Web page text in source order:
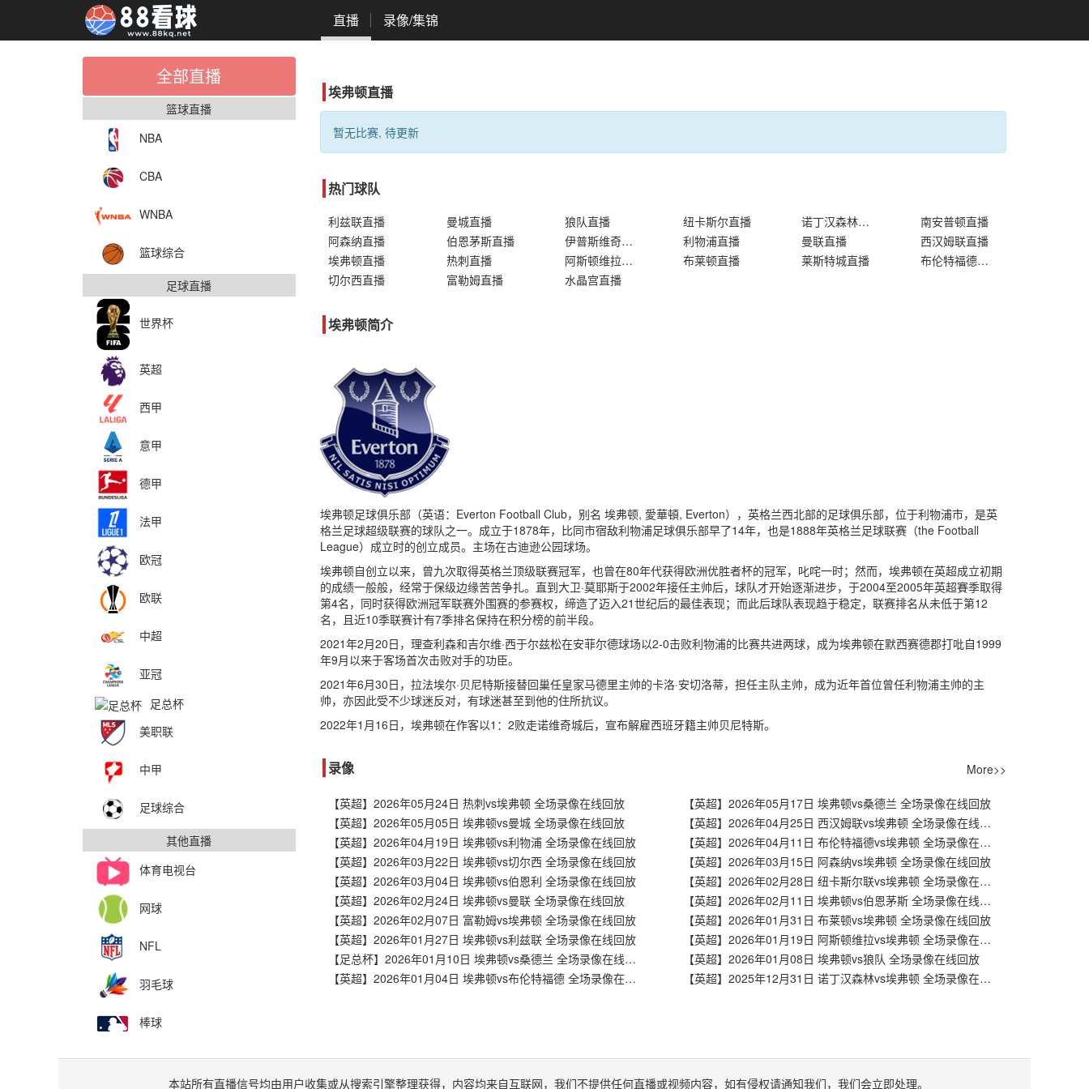
直播 录像/集锦
全部直播
篮球直播
NBA
CBA
WNBA
篮球综合
足球直播
世界杯
英超
西甲
意甲
德甲
法甲
欧冠
欧联
中超
亚冠
足总杯
美职联
中甲
足球综合
其他直播
体育电视台
网球
NFL
羽毛球
棒球
埃弗顿直播
暂无比赛, 待更新
热门球队
利兹联直播 曼城直播 狼队直播 纽卡斯尔直播 诺丁汉森林直播
南安普顿直播
阿森纳直播
伯恩茅斯直播 伊普斯维奇直播 利物浦直播 曼联直播
西汉姆联直播
埃弗顿直播
热刺直播 阿斯顿维拉直播 布莱顿直播 莱斯特城直播
布伦特福德直播
切尔西直播
富勒姆直播 水晶宫直播
埃弗顿简介
埃弗顿足球俱乐部（英语：Everton Football Club，别名 埃弗顿, 愛華頓, Everton），英格兰西北部的足球俱乐部，位于利物浦市，是英
格兰足球超级联赛的球队之一。成立于1878年，比同市宿敌利物浦足球俱乐部早了14年，也是1888年英格兰足球联赛（the Football
League）成立时的创立成员。主场在古迪逊公园球场。
埃弗顿自创立以来，曾九次取得英格兰顶级联赛冠军，也曾在80年代获得欧洲优胜者杯的冠军，叱咤一时；然而，埃弗顿在英超成立初期
的成绩一般般，经常于保级边缘苦苦争扎。直到大卫·莫耶斯于2002年接任主帅后，球队才开始逐渐进步，于2004至2005年英超賽季取得
第4名，同时获得欧洲冠军联赛外围赛的参赛权，缔造了迈入21世纪后的最佳表现；而此后球队表现趋于稳定，联赛排名从未低于第12
名，且近10季联赛计有7季排名保持在积分榜的前半段。
2021年2月20日，理查利森和吉尔维·西于尔兹松在安菲尔德球场以2-0击败利物浦的比赛共进两球，成为埃弗顿在默西赛德郡打吡自1999
年9月以来于客场首次击败对手的功臣。
2021年6月30日，拉法埃尔·贝尼特斯接替回巢任皇家马德里主帅的卡洛·安切洛蒂，担任主队主帅，成为近年首位曾任利物浦主帅的主
帅，亦因此受不少球迷反对，有球迷甚至到他的住所抗议。
2022年1月16日，埃弗顿在作客以1：2败走诺维奇城后，宣布解雇西班牙籍主帅贝尼特斯。
录像 More>>
【英超】2026年05月24日 热刺vs埃弗顿 全场录像在线回放
【英超】2026年05月17日 埃弗顿vs桑德兰 全场录像在线回放
【英超】2026年05月05日 埃弗顿vs曼城 全场录像在线回放
【英超】2026年04月25日 西汉姆联vs埃弗顿 全场录像在线回放
【英超】2026年04月19日 埃弗顿vs利物浦 全场录像在线回放
【英超】2026年04月11日 布伦特福德vs埃弗顿 全场录像在线回放
【英超】2026年03月22日 埃弗顿vs切尔西 全场录像在线回放
【英超】2026年03月15日 阿森纳vs埃弗顿 全场录像在线回放
【英超】2026年03月04日 埃弗顿vs伯恩利 全场录像在线回放
【英超】2026年02月28日 纽卡斯尔联vs埃弗顿 全场录像在线回放
【英超】2026年02月24日 埃弗顿vs曼联 全场录像在线回放
【英超】2026年02月11日 埃弗顿vs伯恩茅斯 全场录像在线回放
【英超】2026年02月07日 富勒姆vs埃弗顿 全场录像在线回放
【英超】2026年01月31日 布莱顿vs埃弗顿 全场录像在线回放
【英超】2026年01月27日 埃弗顿vs利兹联 全场录像在线回放
【英超】2026年01月19日 阿斯顿维拉vs埃弗顿 全场录像在线回放
【足总杯】2026年01月10日 埃弗顿vs桑德兰 全场录像在线回放
【英超】2026年01月08日 埃弗顿vs狼队 全场录像在线回放
【英超】2026年01月04日 埃弗顿vs布伦特福德 全场录像在线回放
【英超】2025年12月31日 诺丁汉森林vs埃弗顿 全场录像在线回放
本站所有直播信号均由用户收集或从搜索引擎整理获得，内容均来自互联网，我们不提供任何直播或视频内容，如有侵权请通知我们，我们会立即处理。